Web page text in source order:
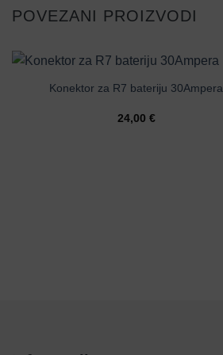
POVEZANI PROIZVODI
Konektor za R7 bateriju 30Ampera
24,00 €